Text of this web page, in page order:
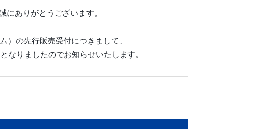
にありがとうございます。
）の先行販売受付につきまして、
なりましたのでお知らせいたします。